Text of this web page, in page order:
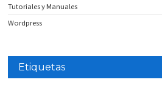
Tutoriales y Manuales
Wordpress
Etiquetas